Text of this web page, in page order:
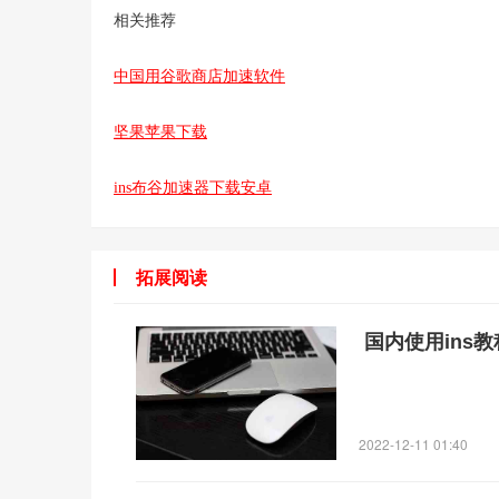
相关推荐
中国用谷歌商店加速软件
坚果苹果下载
ins布谷加速器下载安卓
拓展阅读
国内使用ins教
2022-12-11 01:40